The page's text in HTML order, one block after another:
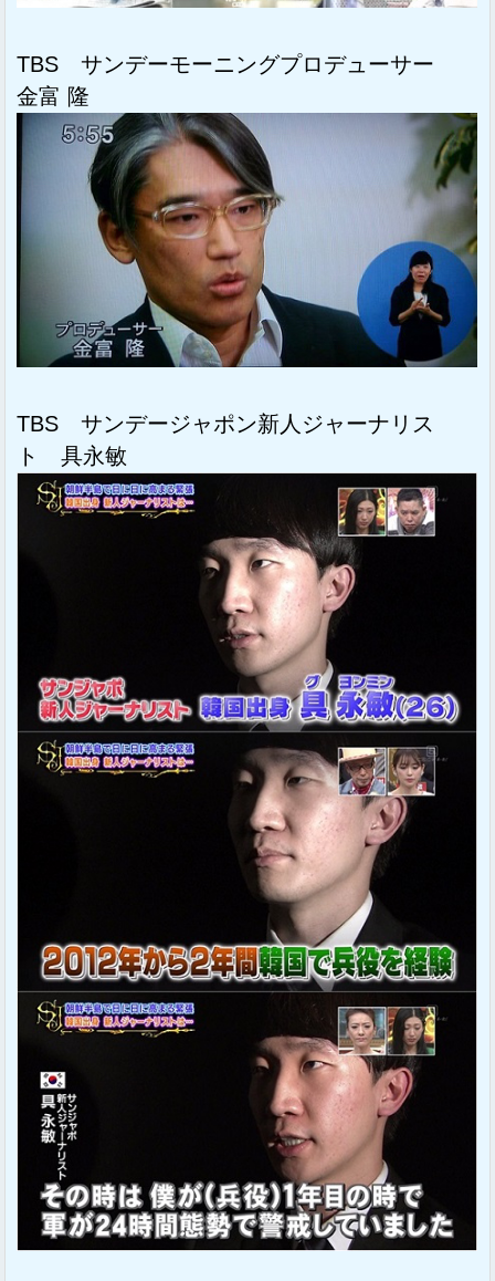
TBS サンデーモーニングプロデューサー
金富 隆
TBS サンデージャポン新人ジャーナリス
ト 具永敏